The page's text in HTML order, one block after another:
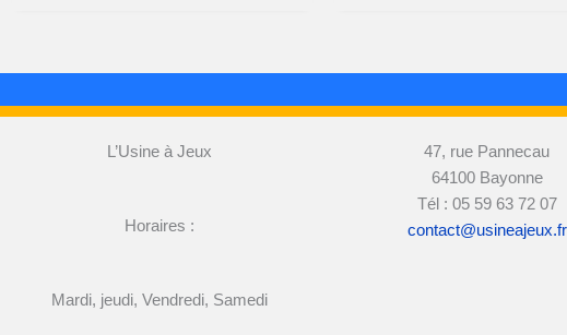
L’Usine à Jeux
Horaires :
Mardi, jeudi, Vendredi, Samedi
47, rue Pannecau
64100 Bayonne
Tél : 05 59 63 72 07
contact@usineajeux.fr